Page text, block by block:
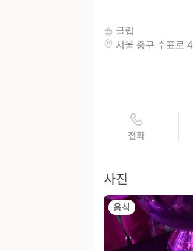
클럽
서울 중구 수표로
전화
사진
음식